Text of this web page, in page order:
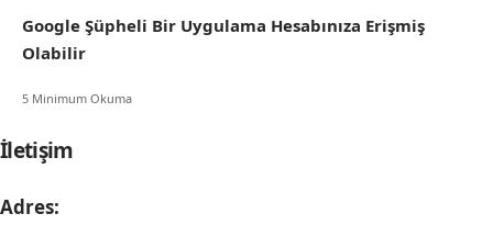
Google Şüpheli Bir Uygulama Hesabınıza Erişmiş
Olabilir
5 Minimum Okuma
İletişim
Adres: